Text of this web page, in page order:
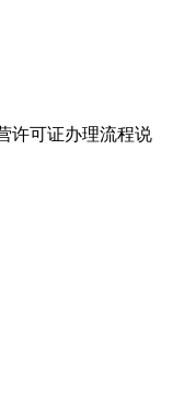
许可证办理流程说